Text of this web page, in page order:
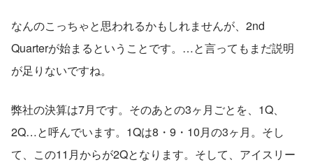
なんのこっちゃと思われるかもしれませんが、2nd
Quarterが始まるということです。…と言ってもまだ説明
が足りないですね。
弊社の決算は7月です。そのあとの3ヶ月ごとを、1Q、
2Q…と呼んでいます。1Qは8・9・10月の3ヶ月。そし
て、この11月からが2Qとなります。そして、アイスリー